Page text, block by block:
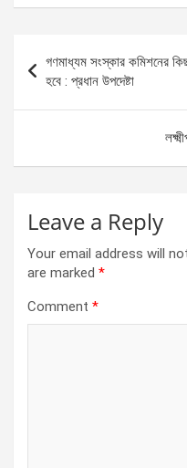
ce
o
o
se
g
er
at
s
A
p
e
navigation
গণমাধ্যম সংস্কার কমিশনের
হবে : প্রধান উপদেষ্টা
Leave a Reply
Your email address will
are marked *
Comment *